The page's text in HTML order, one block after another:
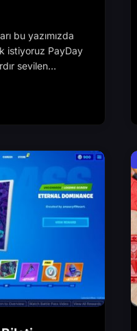
bu yazımızda
istiyoruz PayDay
sevilen…